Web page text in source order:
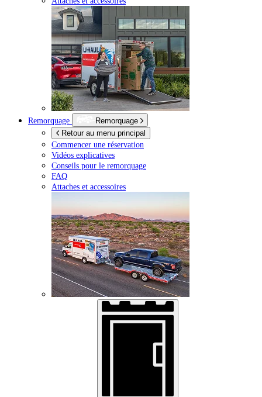
Remorquage
Remorquage
Retour au menu principal
Commencer une réservation
Vidéos explicatives
Conseils pour le remorquage
FAQ
Attaches et accessoires